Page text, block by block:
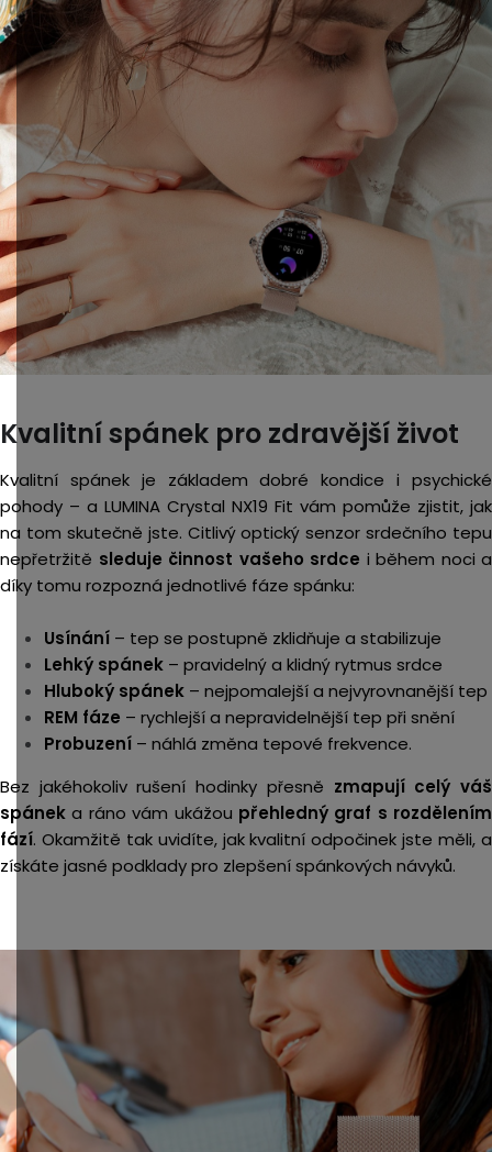
Kvalitní spánek pro zdravější život
Kvalitní spánek je základem dobré kondice i psychické
pohody – a LUMINA Crystal NX19 Fit vám pomůže zjistit, jak
na tom skutečně jste. Citlivý optický senzor srdečního tepu
nepřetržitě sleduje činnost vašeho srdce i během noci a
díky tomu rozpozná jednotlivé fáze spánku:
Usínání – tep se postupně zklidňuje a stabilizuje
Lehký spánek – pravidelný a klidný rytmus srdce
Hluboký spánek – nejpomalejší a nejvyrovnanější tep
REM fáze – rychlejší a nepravidelnější tep při snění
Probuzení – náhlá změna tepové frekvence.
Bez jakéhokoliv rušení hodinky přesně zmapují celý váš
spánek a ráno vám ukážou přehledný graf s rozdělením
fází. Okamžitě tak uvidíte, jak kvalitní odpočinek jste měli, a
získáte jasné podklady pro zlepšení spánkových návyků.